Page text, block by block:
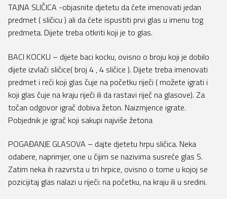
TAJNA SLIČICA -objasnite djetetu da ćete imenovati jedan
predmet ( sličicu ) ali da ćete ispustiti prvi glas u imenu tog
predmeta. Dijete treba otkriti koji je to glas.
BACI KOCKU – dijete baci kocku, ovisno o broju koji je dobilo
dijete izvlači sličice( broj 4 , 4 sličice ). Dijete treba imenovati
predmet i reći koji glas čuje na početku riječi ( možete igrati i
koji glas čuje na kraju riječi ili da rastavi riječ na glasove). Za
točan odgovor igrač dobiva žeton. Naizmjence igrate.
Pobjednik je igrač koji sakupi najviše žetona
POGAĐANJE GLASOVA – dajte djetetu hrpu sličica. Neka
odabere, naprimjer, one u čijim se nazivima susreće glas S.
Zatim neka ih razvrsta u tri hrpice, ovisno o tome u kojoj se
pozicijitaj glas nalazi u riječi: na početku, na kraju ili u sredini.